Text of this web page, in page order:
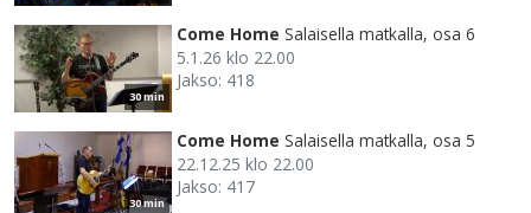
30 min
Come Home Salaisella matkalla, osa 6
5.1.26 klo 22.00
Jakso: 418
30 min
Come Home Salaisella matkalla, osa 5
22.12.25 klo 22.00
Jakso: 417